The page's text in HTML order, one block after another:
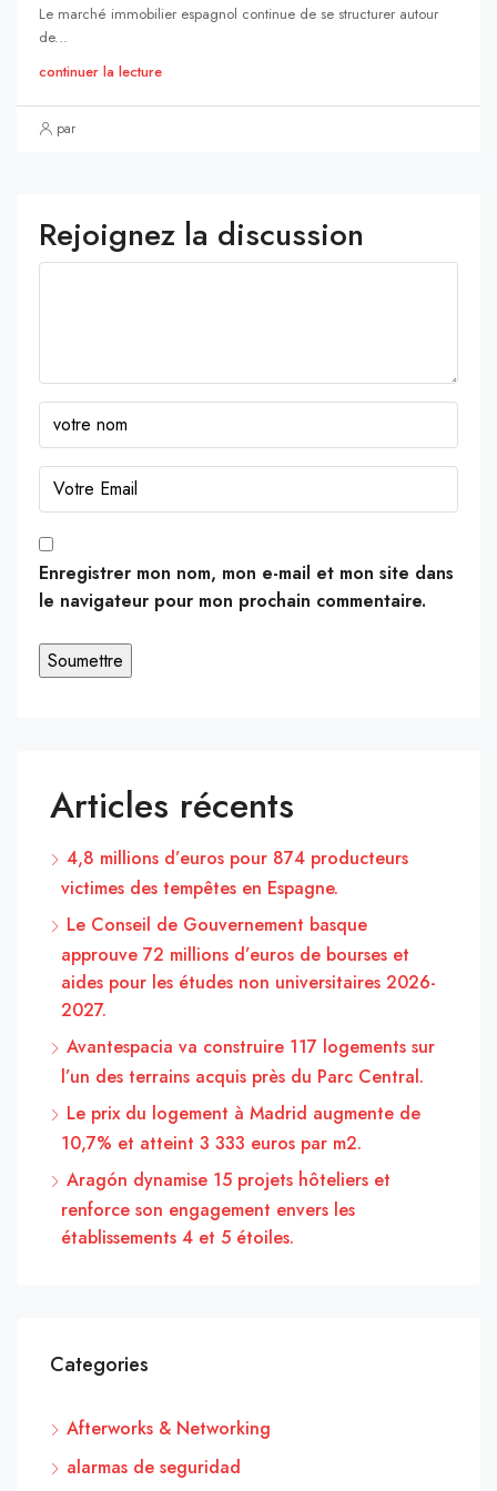
Le marché immobilier espagnol continue de se structurer autour
de...
continuer la lecture
par
Rejoignez la discussion
Enregistrer mon nom, mon e-mail et mon site dans
le navigateur pour mon prochain commentaire.
Articles récents
4,8 millions d’euros pour 874 producteurs
victimes des tempêtes en Espagne.
Le Conseil de Gouvernement basque
approuve 72 millions d’euros de bourses et
aides pour les études non universitaires 2026-
2027.
Avantespacia va construire 117 logements sur
l’un des terrains acquis près du Parc Central.
Le prix du logement à Madrid augmente de
10,7% et atteint 3 333 euros par m2.
Aragón dynamise 15 projets hôteliers et
renforce son engagement envers les
établissements 4 et 5 étoiles.
Categories
Afterworks & Networking
alarmas de seguridad